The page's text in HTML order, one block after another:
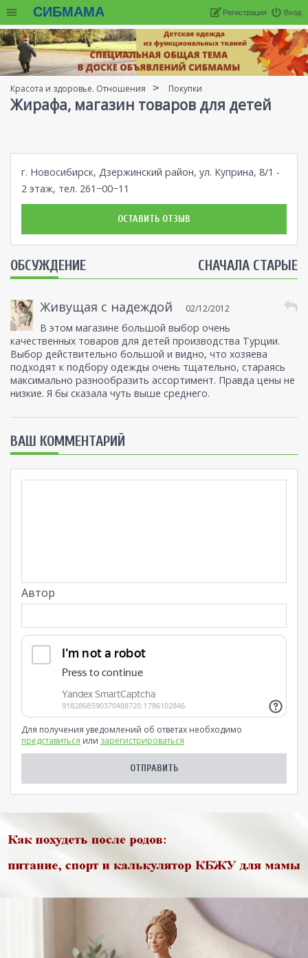
СИБМАМА Вход
Регистрация
Красота и здоровье. Отношения Покупки
Жирафа, магазин товаров для детей
г. Новосибирск, Дзержинский район, ул. Куприна, 8/1 -
2 этаж, тел. 261−00−11
ОСТАВИТЬ ОТЗЫВ
ОБСУЖДЕНИЕ СНАЧАЛА СТАРЫЕ
Живущая с надеждой 02/12/2012
В этом магазине большой выбор очень
качественных товаров для детей производства Турции.
Выбор действительно большой и видно, что хозяева
подходят к подбору одежды очень тщательно, стараясь
максимально разнообразить ассортимент. Правда цены не
низкие. Я бы сказала чуть выше среднего.
ВАШ КОММЕНТАРИЙ
Автор
Для получения уведомлений об ответах необходимо
представиться или зарегистрироваться